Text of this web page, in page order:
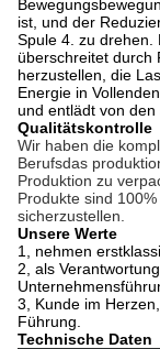
ist, und der
Spule 4. zu drehen.
überschreitet durch
herzustellen, die
Energie in
und entlädt von den
Qualitätskontrolle
Wir haben die
Berufsdas
Produktion zu
Produkte sind
sicherzustellen.
Unsere Werte
1, nehmen
2, als
3, Kunde im
Führung.
Technische Daten